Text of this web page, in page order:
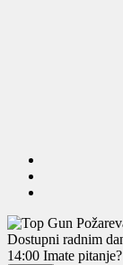
Dostupni radnim
14:00 Imate